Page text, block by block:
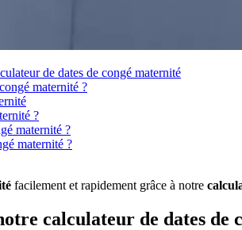
de dates de congé maternité
maternité ?
?
maternité ?
maternité ?
facilement et rapidement grâce à notre
calculateur de dates de